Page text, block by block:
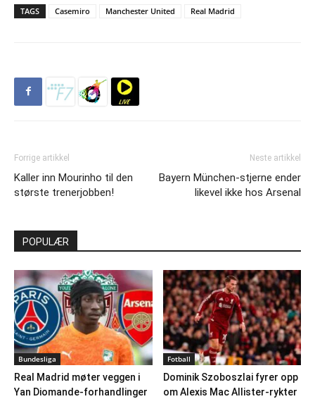
TAGS Casemiro Manchester United Real Madrid
Forrige artikkel
Kaller inn Mourinho til den
største trenerjobben!
Neste artikkel
Bayern München-stjerne ender
likevel ikke hos Arsenal
POPULÆR
Bundesliga
Real Madrid møter veggen i
Yan Diomande-forhandlinger
Fotball
Dominik Szoboszlai fyrer opp
om Alexis Mac Allister-rykter